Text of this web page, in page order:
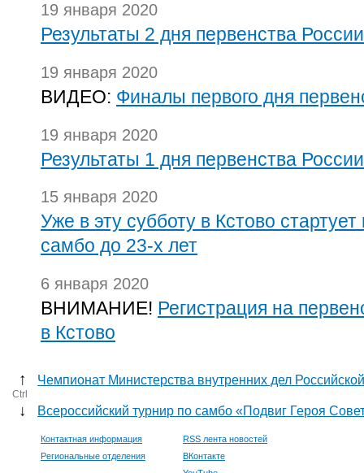
19 января 2020
Результаты 2 дня первенства
19 января 2020
ВИДЕО: Финалы первого дня
19 января 2020
Результаты 1 дня первенства
15 января 2020
Уже в эту субботу в Кстово
самбо до 23-х лет
6 января 2020
ВНИМАНИЕ! Регистрация на
в Кстово
↑ Чемпионат Министерства внутренних дел
Ctrl
↓ Всероссийский турнир по самбо «Подвиг Героя
Контактная информация
Региональные отделения
RSS лента новостей
ВКонтакте